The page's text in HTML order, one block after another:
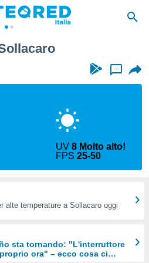
...
UV8 Molto alto!
FPS25-50
alte temperature a Sollacaro oggi
sta tornando: "L'interruttore
ora" – ecco cosa ci